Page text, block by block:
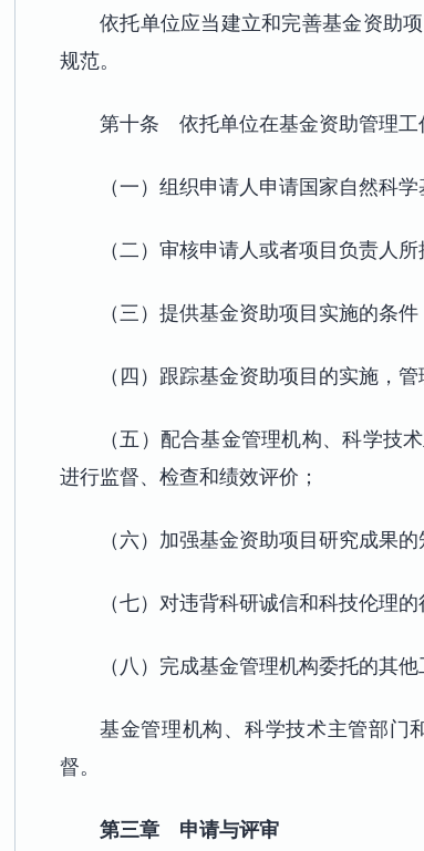
依托单位应当建立和完善基金资助
规范。
第十条 依托单位在基金资助管理工
（一）组织申请人申请国家自然科学
（二）审核申请人或者项目负责人
（三）提供基金资助项目实施的条
（四）跟踪基金资助项目的实施，
（五）配合基金管理机构、科学技
进行监督、检查和绩效评价；
（六）加强基金资助项目研究成果
（七）对违背科研诚信和科技伦理
（八）完成基金管理机构委托的其他
基金管理机构、科学技术主管部门
督。
第三章 申请与评审